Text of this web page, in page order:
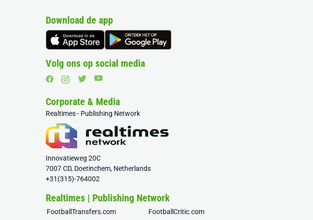
Download de app
Volg ons op social media
Corporate & Media
Realtimes - Publishing Network
Innovatieweg 20C
7007 CD, Doetinchem, Netherlands
+31(315)-764002
Realtimes | Publishing Network
FootballTransfers.com
FootballCritic.com